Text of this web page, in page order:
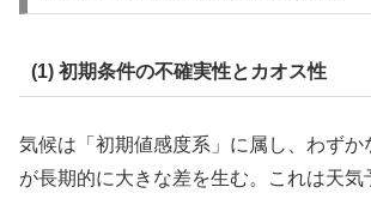
(1) 初期条件の不確実性とカオス性
気候は「初期値感度系」に属し、わずか
が長期的に大きな差を生む。これは天気